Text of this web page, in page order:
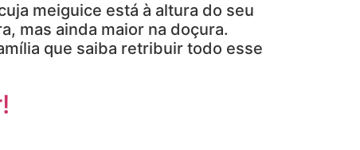
meiguice está à altura do seu
mas ainda maior na doçura.
que saiba retribuir todo esse